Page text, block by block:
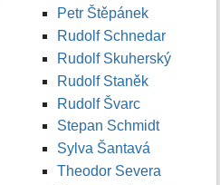
Petr Štěpánek
Rudolf Schnedar
Rudolf Skuherský
Rudolf Staněk
Rudolf Švarc
Stepan Schmidt
Sylva Šantavá
Theodor Severa